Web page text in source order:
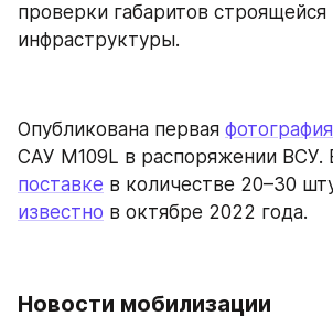
проверки габаритов строящейся
инфраструктуры.
Опубликована первая фотография
поставке
известно в октябре 2022 года.
Новости мобилизации